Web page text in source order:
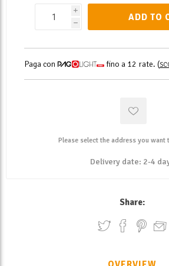
i
h
ADD TO
Paga con fino a 12 rate. (
Please select the address you want
Delivery date: 2-4
Share: